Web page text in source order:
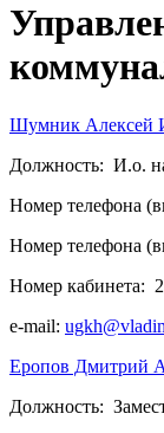
Шумник Алексей
Должность: И.о.
Номер телефона
Номер телефона
Номер кабинета:
e-mail:
Еропов Дмитрий
Должность: